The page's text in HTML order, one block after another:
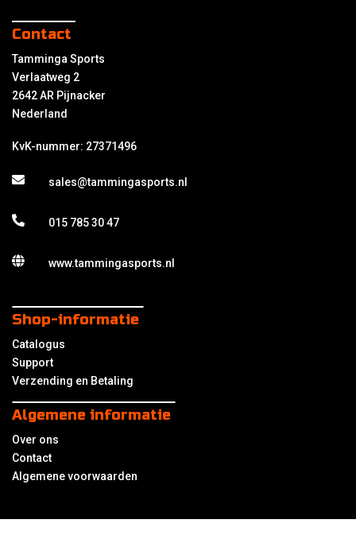
Contact
Tamminga Sports
Verlaatweg 2
2642 AR Pijnacker
Nederland
KvK-nummer: 27371496
sales@tammingasports.nl
015 785 30 47
www.tammingasports.nl
Shop-informatie
Catalogus
Support
Verzending en Betaling
Algemene informatie
Over ons
Contact
Algemene voorwaarden